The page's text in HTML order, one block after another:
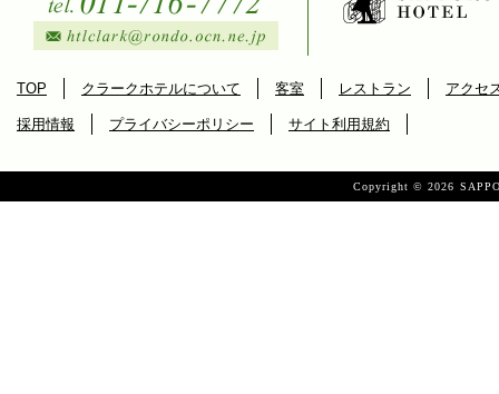
TOP クラークホテルについて 客室 レストラン アクセ
採用情報 プライバシーポリシー サイト利用規約
Copyright ©2026